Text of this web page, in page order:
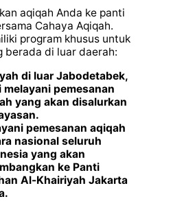
aqiqah Anda ke panti
Cahaya Aqiqah.
program khusus untuk
berada di luar daerah:
di luar Jabodetabek,
melayani pemesanan
yang akan disalurkan
pemesanan aqiqah
nasional seluruh
yang akan
ke Panti
Al-Khairiyah Jakarta